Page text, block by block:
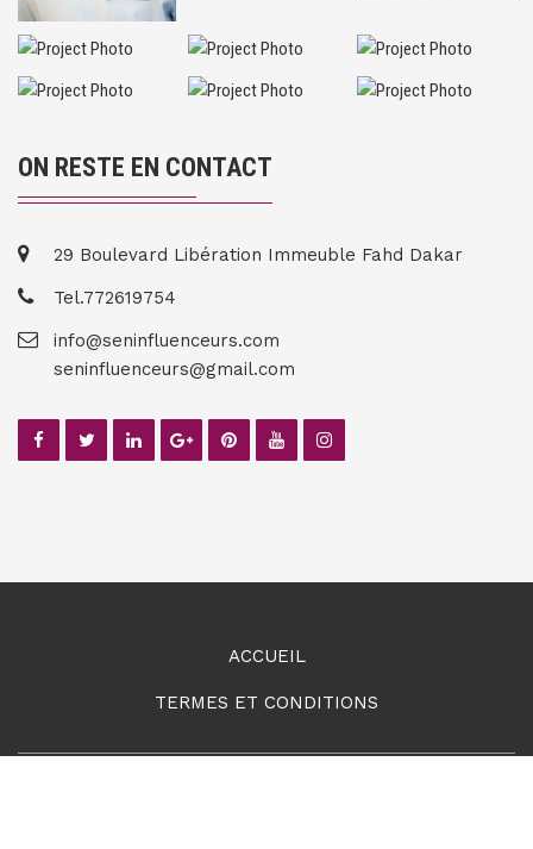
ON RESTE EN CONTACT
29 Boulevard Libération Immeuble Fahd Dakar
Tel.772619754
info@seninfluenceurs.com
seninfluenceurs@gmail.com
ACCUEIL
TERMES ET CONDITIONS